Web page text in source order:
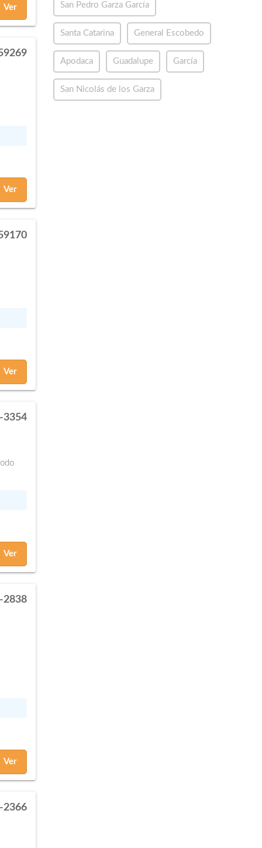
Ver
Ver
Ver
3354
Ver
2838
Ver
2366
San Pedro Garza García
Santa Catarina General Escobedo
Apodaca Guadalupe García
San Nicolás de los Garza